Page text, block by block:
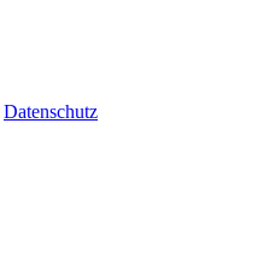
Datenschutz